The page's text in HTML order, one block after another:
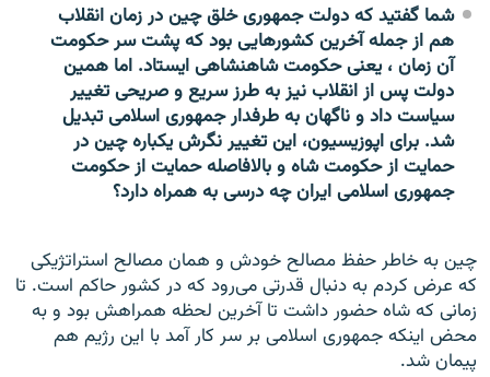
شما گفتید که دولت جمهوری خلق چین در زمان انقلاب
هم از جمله آخرین کشورهایی بود که پشت سر حکومت
آن زمان ، یعنی حکومت شاهنشاهی ایستاد. اما همین
دولت پس از انقلاب نیز به طرز سریع و صریحی تغییر
سیاست داد و ناگهان به طرفدار جمهوری اسلامی تبدیل
شد. برای اپوزیسیون، این تغییر نگرش یکباره چین در
حمایت از حکومت شاه و بالافاصله حمایت از حکومت
جمهوری اسلامی ایران چه درسی به همراه دارد؟
چین به خاطر حفظ مصالح خودش و همان مصالح استراتژیکی
که عرض کردم به دنبال قدرتی می‌رود که در کشور حاکم است. تا
زمانی که شاه حضور داشت تا آخرین لحظه همراهش بود و به
محض اینکه جمهوری اسلامی بر سر کار آمد با این رژیم هم
پیمان شد.